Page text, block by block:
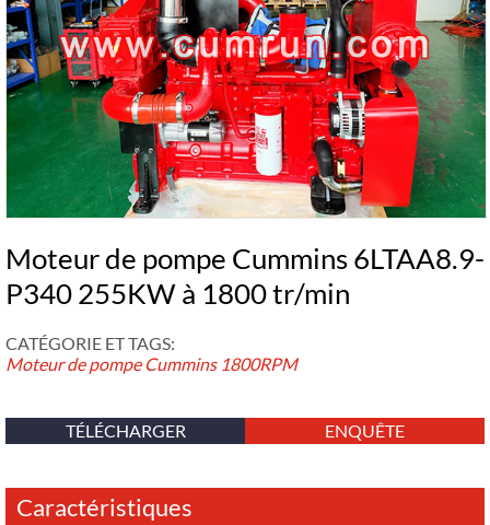
Moteur de pompe Cummins 6LTAA8.9-
P340 255KW à 1800 tr/min
CATÉGORIE ET ​​TAGS:
Moteur de pompe Cummins 1800RPM
TÉLÉCHARGER ENQUÊTE
Caractéristiques